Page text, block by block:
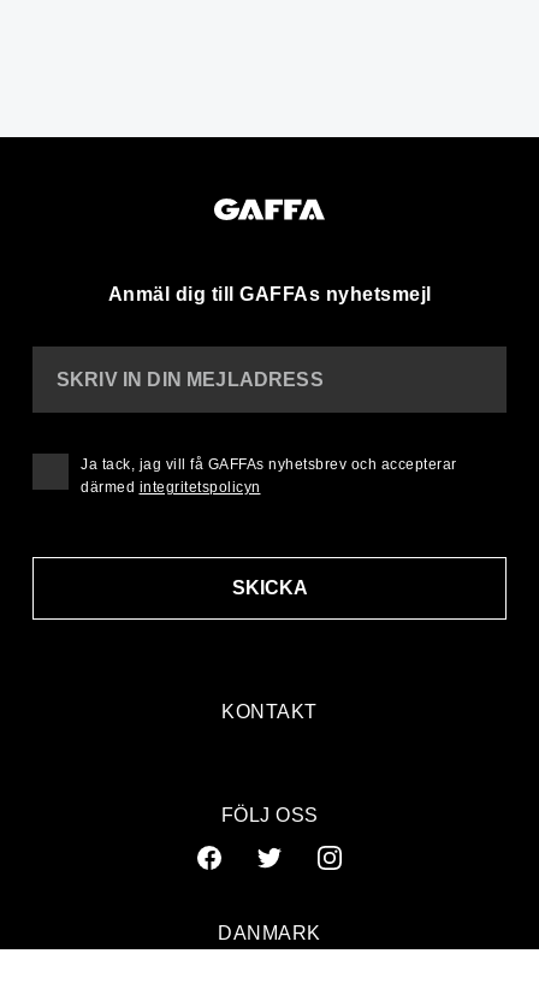
Anmäl dig till GAFFAs nyhetsmejl
KONTAKT
SKRIV IN DIN MEJLADRESS
SKICKA
Ja tack, jag vill få GAFFAs nyhetsbrev och accepterar
därmed integritetspolicyn
FÖLJ OSS
DANMARK